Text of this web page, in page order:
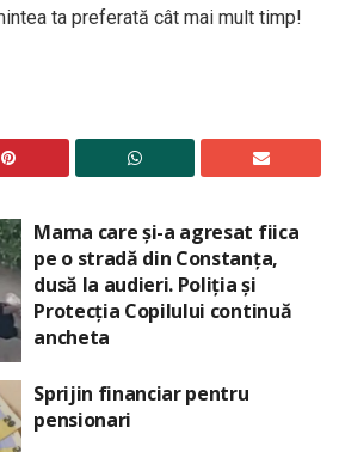
ta preferată cât mai mult timp!
Mama care și-a agresat fiica
pe o stradă din Constanța,
dusă la audieri. Poliția și
Protecția Copilului continuă
ancheta
Sprijin financiar pentru
pensionari